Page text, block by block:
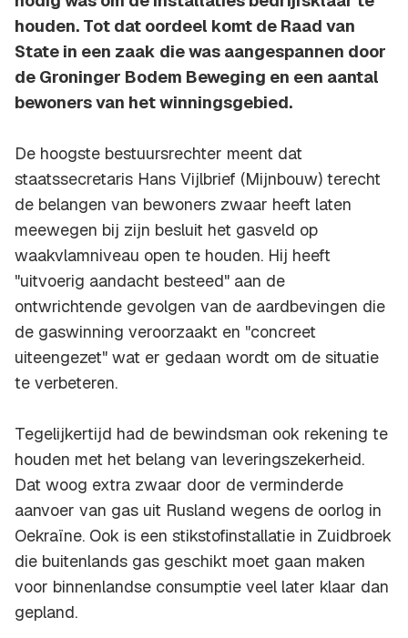
houden. Tot dat oordeel komt de Raad van
State in een zaak die was aangespannen door
de Groninger Bodem Beweging en een aantal
bewoners van het winningsgebied.
De hoogste bestuursrechter meent dat
staatssecretaris Hans Vijlbrief (Mijnbouw) terecht
de belangen van bewoners zwaar heeft laten
meewegen bij zijn besluit het gasveld op
waakvlamniveau open te houden. Hij heeft
"uitvoerig aandacht besteed" aan de
ontwrichtende gevolgen van de aardbevingen die
de gaswinning veroorzaakt en "concreet
uiteengezet" wat er gedaan wordt om de situatie
te verbeteren.
Tegelijkertijd had de bewindsman ook rekening te
houden met het belang van leveringszekerheid.
Dat woog extra zwaar door de verminderde
aanvoer van gas uit Rusland wegens de oorlog in
Oekraïne. Ook is een stikstofinstallatie in Zuidbroek
die buitenlands gas geschikt moet gaan maken
voor binnenlandse consumptie veel later klaar dan
gepland.